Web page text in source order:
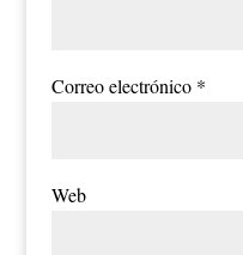
Correo electrónico *
Web